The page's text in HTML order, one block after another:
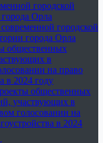
городской
Орла
городской
города Орла
общественных
в
на право
в 2024 году
общественных
участвующих в
голосовании на
в 2024